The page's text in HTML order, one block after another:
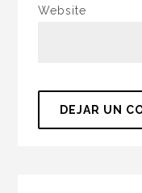
Website